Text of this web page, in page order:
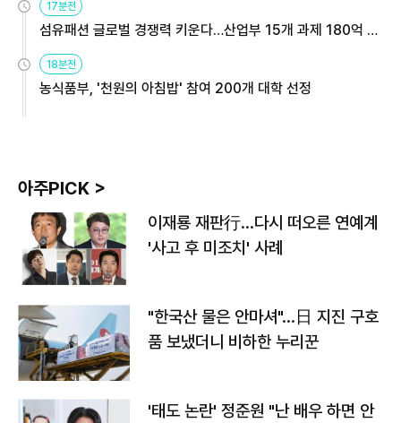
17분전
섬유패션 글로벌 경쟁력 키운다…산업부 15개 과제 180억 지
원
18분전
농식품부, '천원의 아침밥' 참여 200개 대학 선정
아주PICK >
이재룡 재판行…다시 떠오른 연예계
'사고 후 미조치' 사례
"한국산 물은 안마셔"…日 지진 구호
품 보냈더니 비하한 누리꾼
'태도 논란' 정준원 "난 배우 하면 안